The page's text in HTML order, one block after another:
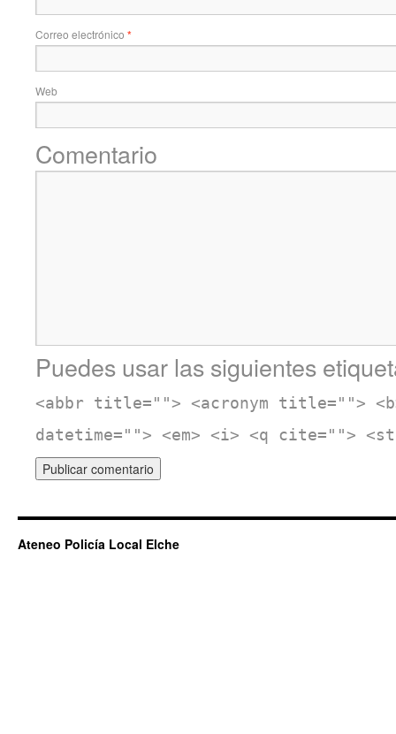
Correo electrónico *
Web
Comentario
Puedes usar las siguientes
<abbr title=""> <acronym title="">
datetime=""> <em> <i> <q cite="">
Ateneo Policía Local Elche